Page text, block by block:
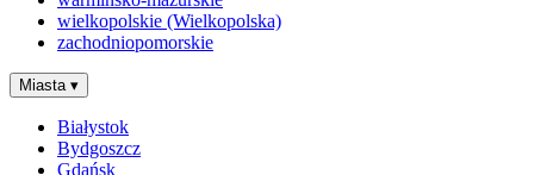
wielkopolskie (Wielkopolska)
zachodniopomorskie
Miasta ▾
Białystok
Bydgoszcz
Gdańsk